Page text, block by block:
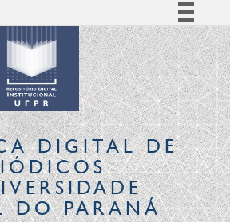
Simplifique!
Comunica BR
Participe
Acesso à informação
Legislação
Canais
DIGITALDE
DO PARANÁ